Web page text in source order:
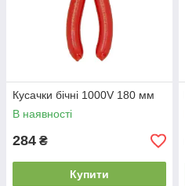
Кусачки бічні 1000V 180 мм
В наявності
284 ₴
Купити